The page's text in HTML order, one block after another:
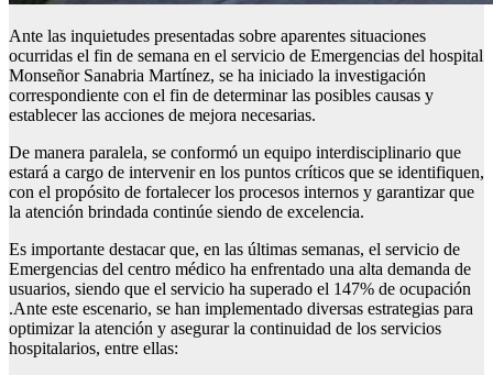
Ante las inquietudes presentadas sobre aparentes situaciones
ocurridas el fin de semana en el servicio de Emergencias del hospital
Monseñor Sanabria Martínez, se ha iniciado la investigación
correspondiente con el fin de determinar las posibles causas y
establecer las acciones de mejora necesarias.
De manera paralela, se conformó un equipo interdisciplinario que
estará a cargo de intervenir en los puntos críticos que se identifiquen,
con el propósito de fortalecer los procesos internos y garantizar que
la atención brindada continúe siendo de excelencia.
Es importante destacar que, en las últimas semanas, el servicio de
Emergencias del centro médico ha enfrentado una alta demanda de
usuarios, siendo que el servicio ha superado el 147% de ocupación
.Ante este escenario, se han implementado diversas estrategias para
optimizar la atención y asegurar la continuidad de los servicios
hospitalarios, entre ellas: